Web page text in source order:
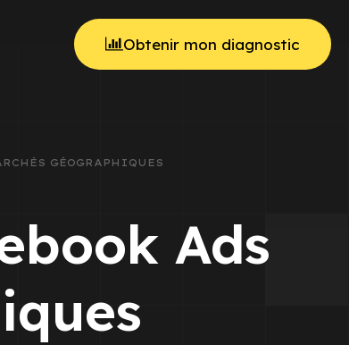
Obtenir mon diagnostic
GÉOGRAPHIQUES
Ads